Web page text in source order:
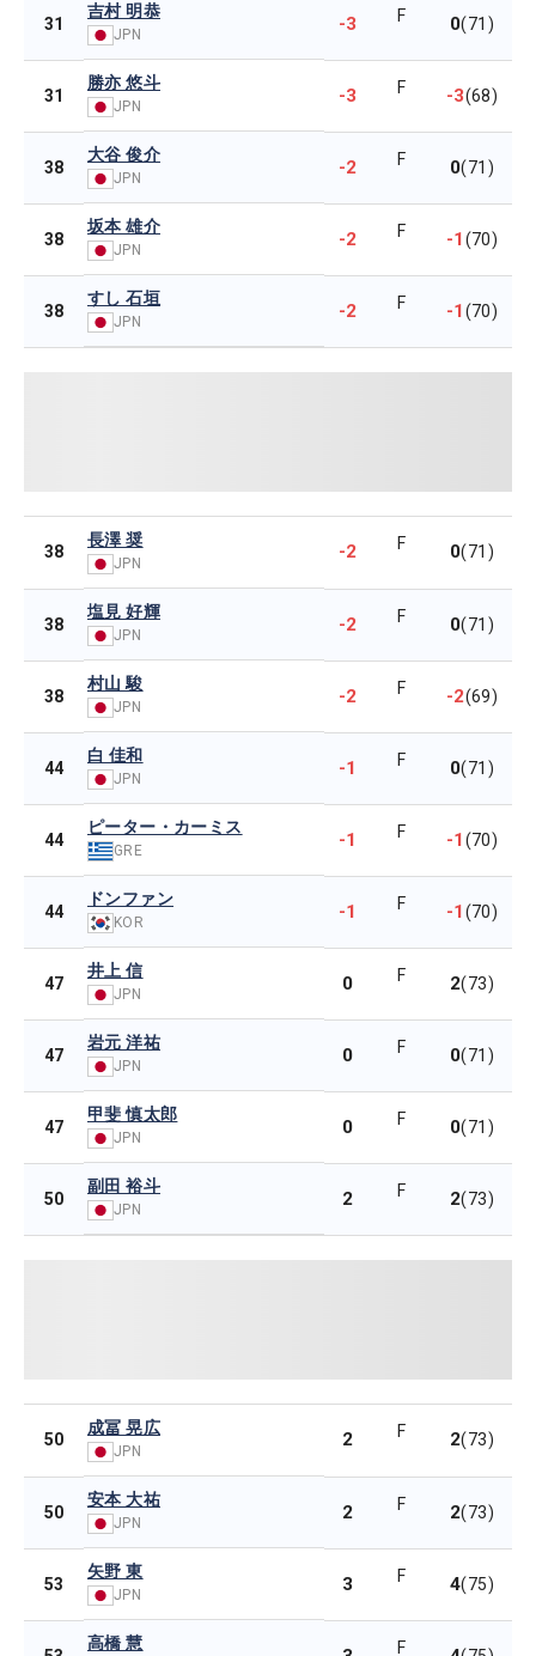
31
吉村 明恭
JPN -3 F 0(71)
31
勝亦 悠斗
JPN -3 F -3(68)
38
大谷 俊介
JPN -2 F 0(71)
38
坂本 雄介
JPN -2 F -1(70)
38
すし 石垣
JPN -2 F -1(70)
38
長澤 奨
JPN
-2 F 0(71)
38
塩見 好輝
JPN -2 F 0(71)
38
村山 駿
JPN -2 F -2(69)
44
白 佳和
JPN -1 F 0(71)
44
ピーター・カーミス
GRE -1 F -1(70)
44
ドンファン
KOR -1 F -1(70)
47
井上 信
JPN 0 F 2(73)
47
岩元 洋祐
JPN 0 F 0(71)
47
甲斐 慎太郎
JPN 0 F 0(71)
50
副田 裕斗
JPN 2 F 2(73)
50
成冨 晃広
JPN
2 F 2(73)
50
安本 大祐
JPN 2 F 2(73)
53
矢野 東
JPN 3 F 4(75)
高橋 慧 F